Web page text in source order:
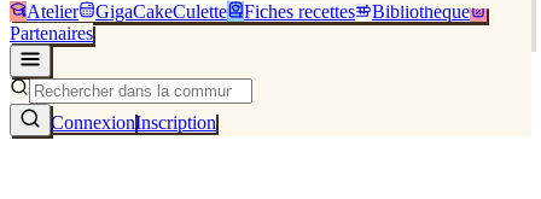
Atelier GigaCakeCulette Fiches recettes
Bibliothèque
Partenaires
ConnexionInscription